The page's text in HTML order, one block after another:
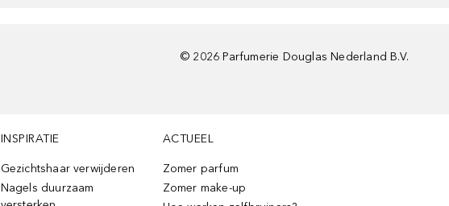
© 2026 Parfumerie Douglas Nederland B.V.
INSPIRATIE
Gezichtshaar verwijderen
Nagels duurzaam
ACTUEEL
Zomer parfum
Zomer make-up